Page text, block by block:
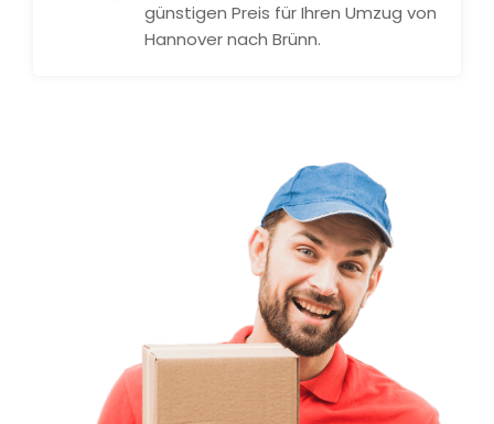
günstigen Preis für Ihren Umzug von
Hannover nach Brünn.